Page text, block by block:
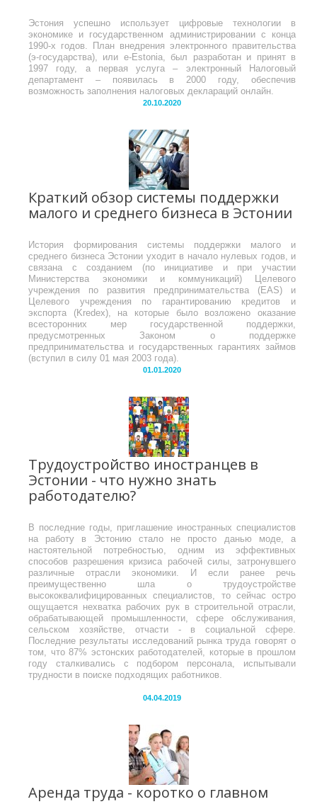
Эстония успешно использует цифровые технологии в
экономике и государственном администрировании с конца
1990-х годов. План внедрения электронного правительства
(э-государства), или e-Estonia, был разработан и принят в
1997 году, а первая услуга – электронный Налоговый
департамент – появилась в 2000 году, обеспечив
возможность заполнения налоговых деклараций онлайн.
20.10.2020
Краткий обзор системы поддержки
малого и среднего бизнеса в Эстонии
История формирования системы поддержки малого и
среднего бизнеса Эстонии уходит в начало нулевых годов, и
связана с созданием (по инициативе и при участии
Министерства экономики и коммуникаций) Целевого
учреждения по развития предпринимательства (EAS) и
Целевого учреждения по гарантированию кредитов и
экспорта (Kredex), на которые было возложено оказание
всесторонних мер государственной поддержки,
предусмотренных Законом о поддержке
предпринимательства и государственных гарантиях займов
(вступил в силу 01 мая 2003 года).
01.01.2020
Трудоустройство иностранцев в
Эстонии - что нужно знать
работодателю?
В последние годы, приглашение иностранных специалистов
на работу в Эстонию стало не просто данью моде, а
настоятельной потребностью, одним из эффективных
способов разрешения кризиса рабочей силы, затронувшего
различные отрасли экономики. И если ранее речь
преимущественно шла о трудоустройстве
высококвалифицированных специалистов, то сейчас остро
ощущается нехватка рабочих рук в строительной отрасли,
обрабатывающей промышленности, сфере обслуживания,
сельском хозяйстве, отчасти - в социальной сфере.
Последние результаты исследований рынка труда говорят о
том, что 87% эстонских работодателей, которые в прошлом
году сталкивались с подбором персонала, испытывали
трудности в поиске подходящих работников.
04.04.2019
Аренда труда - коротко о главном